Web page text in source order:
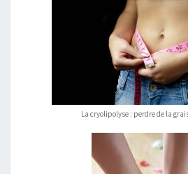
La cryolipolyse : perdre de la